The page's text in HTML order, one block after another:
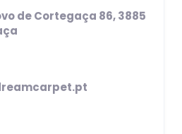
de Cortegaça 86, 3885